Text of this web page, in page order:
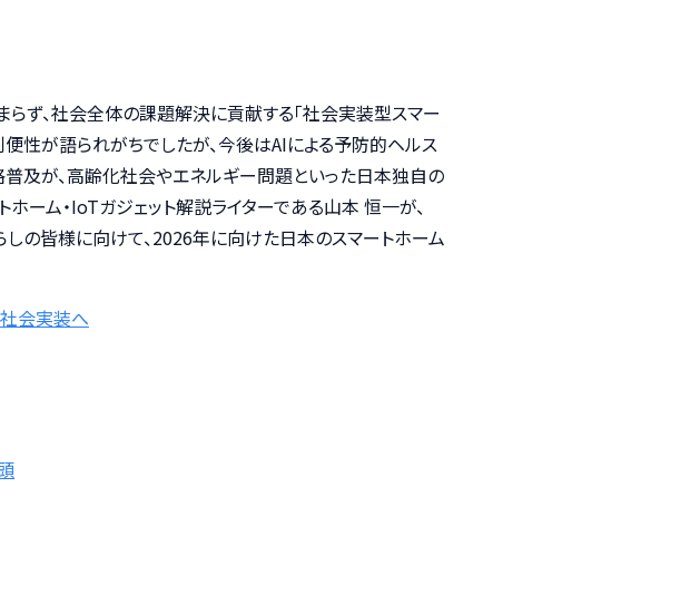
ず、社会全体の課題解決に貢献する「社会実装型スマー
性が語られがちでしたが、今後はAIによる予防的ヘルス
及が、高齢化社会やエネルギー問題といった日本独自の
ーム・IoTガジェット解説ライターである山本 恒一が、
の皆様に向けて、2026年に向けた日本のスマートホーム
会実装へ